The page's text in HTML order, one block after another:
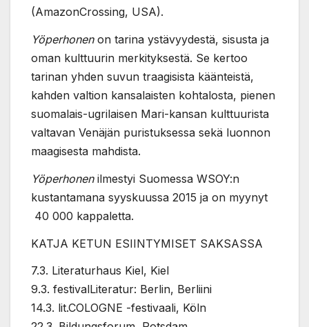
(AmazonCrossing, USA).
Yöperhonenon tarina ystävyydestä, sisusta ja
oman kulttuurin merkityksestä. Se kertoo
tarinan yhden suvun traagisista käänteistä,
kahden valtion kansalaisten kohtalosta, pienen
suomalais-ugrilaisen Mari-kansan kulttuurista
valtavan Venäjän puristuksessa sekä luonnon
maagisesta mahdista.
Yöperhonenilmestyi Suomessa WSOY:n
kustantamana syyskuussa 2015 ja on myynyt
40 000 kappaletta.
KATJA KETUN ESIINTYMISET SAKSASSA
7.3. Literaturhaus Kiel, Kiel
9.3. festivalLiteratur: Berlin, Berliini
14.3. lit.COLOGNE -festivaali, Köln